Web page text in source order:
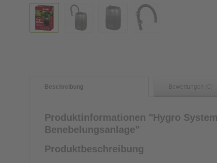
Beschreibung Bewertungen (0)
Produktinformationen "Hygro
Benebelungsanlage"
Produktbeschreibung